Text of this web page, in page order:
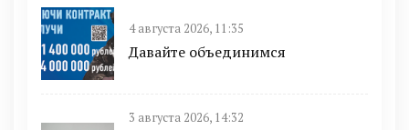
4 августа 2026, 11:35
Давайте объединимся
3 августа 2026, 14:32